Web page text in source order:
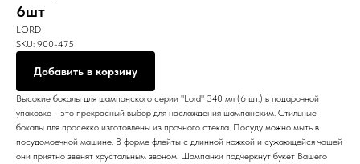
6шт
LORD
SKU: 900-475
Добавить в корзину
Высокие бокалы для шампанского серии "Lord" 340 мл (6 шт.) в подарочной
упаковке - это прекрасный выбор для наслаждения шампанским. Стильные
бокалы для просекко изготовлены из прочного стекла. Посуду можно мыть в
посудомоечной машине. В форме флейты с длинной ножкой и сужающейся чашей
они приятно звенят хрустальным звоном. Шампанки подчеркнут букет Вашего